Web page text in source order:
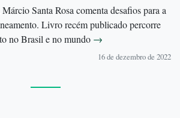
Santa Rosa comenta desafios para a
Livro recém publicado percorre
no Brasil e no mundo →
16 de dezembro de 2022